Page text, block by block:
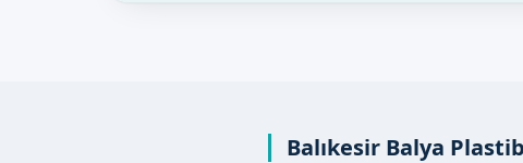
Balıkesir Balya